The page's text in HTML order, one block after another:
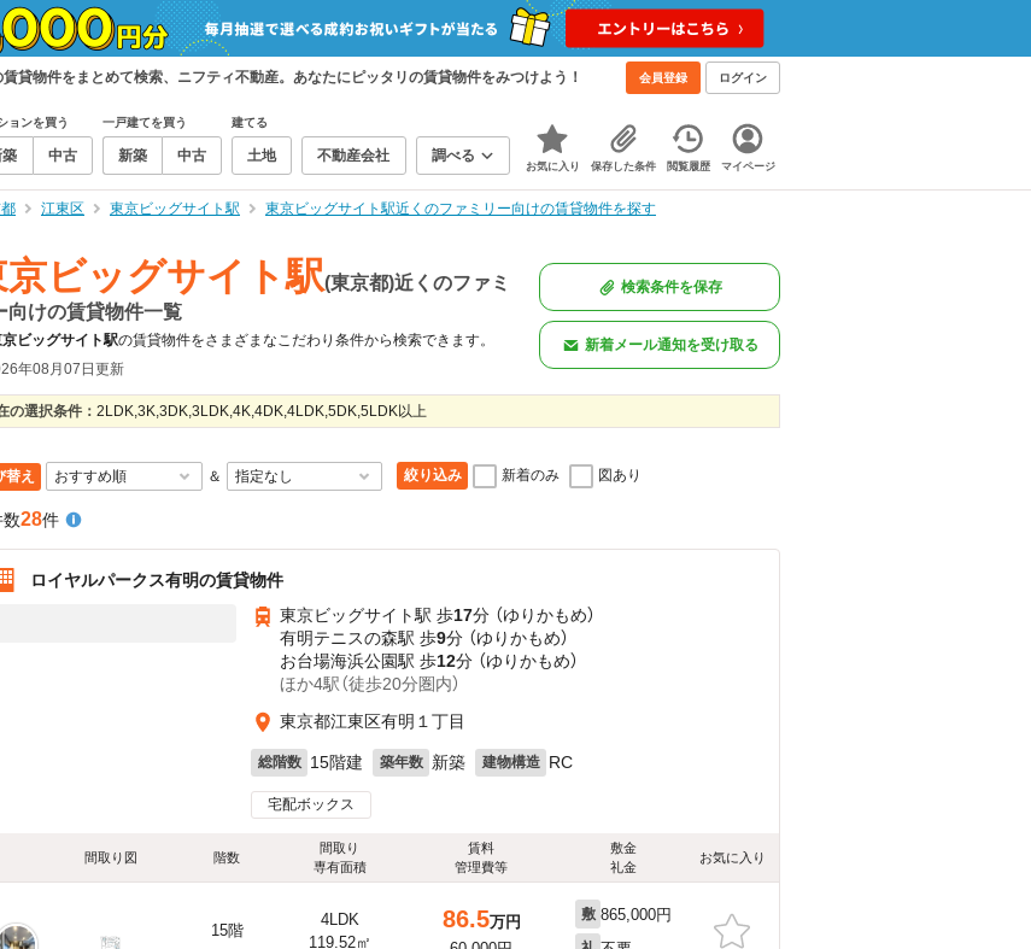
貸物件をまとめて検索、ニフティ不動産。あなたにピッタリの賃貸物件をみつけよう！ 会員登録 ログイン
ョンを買う
築 中古
一戸建てを買う
新築 中古
建てる
土地 不動産会社 調べる
お気に入り 保存した条件 閲覧履歴 マイページ
江東区 東京ビッグサイト駅 東京ビッグサイト駅近くのファミリー向けの賃貸物件を探す
京ビッグサイト駅(東京都)近くのファミ
向けの賃貸物件一覧
ビッグサイト駅の賃貸物件をさまざまなこだわり条件から検索できます。
年08月07日更新
検索条件を保存
新着メール通知を受け取る
の選択条件： 2LDK,3K,3DK,3LDK,4K,4DK,4LDK,5DK,5LDK以上
替え ＆ 絞り込み 新着のみ 図あり
28件
ロイヤルパークス有明の賃貸物件
東京ビッグサイト駅 歩17分 （ゆりかもめ）
有明テニスの森駅 歩9分 （ゆりかもめ）
お台場海浜公園駅 歩12分 （ゆりかもめ）
ほか4駅（徒歩20分圏内）
東京都江東区有明１丁目
総階数 15階建 築年数 新築 建物構造 RC
宅配ボックス
間取り図 階数
間取り
専有面積
賃料
管理費等
敷金
礼金
お気に入り
15階
4LDK
119.52㎡
86.5万円
敷 865,000円